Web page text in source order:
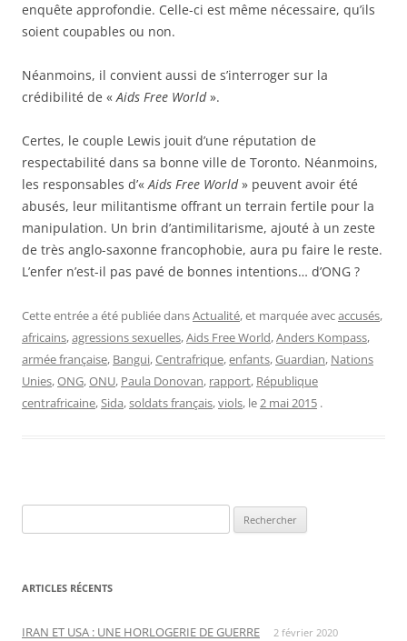
enquête approfondie. Celle-ci est même nécessaire, qu’ils
soient coupables ou non.
Néanmoins, il convient aussi de s’interroger sur la
crédibilité de «Aids Free World».
Certes, le couple Lewis jouit d’une réputation de
respectabilité dans sa bonne ville de Toronto. Néanmoins,
les responsables d’«Aids Free World» peuvent avoir été
abusés, leur militantisme offrant un terrain fertile pour la
manipulation. Un brin d’antimilitarisme, ajouté à un zeste
de très anglo-saxonne francophobie, aura pu faire le reste.
L’enfer n’est-il pas pavé de bonnes intentions… d’ONG ?
Cette entrée a été publiée dansActualité, et marquée avecaccusés,
africains,agressions sexuelles,Aids Free World,Anders Kompass,
armée française, Bangui,Centrafrique,enfants,Guardian, Nations
Unies,ONG,ONU, Paula Donovan, rapport, République
centrafricaine,Sida,soldats français,viols, le2 mai 2015 .
ARTICLES RÉCENTS
IRAN ET USA : UNE HORLOGERIE DE GUERRE 2 février 2020